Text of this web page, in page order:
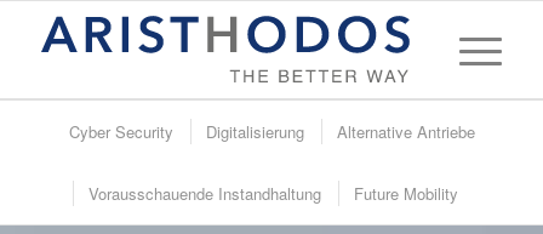
Cyber Security Digitalisierung Alternative Antriebe
Vorausschauende Instandhaltung Future Mobility